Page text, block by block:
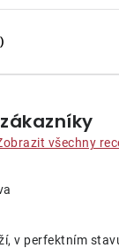
všechny
v perfektním